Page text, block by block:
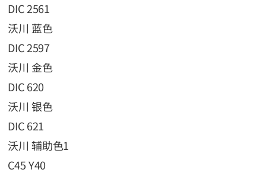
DIC 2561
沃川 蓝色
DIC 2597
沃川 金色
DIC 620
沃川 银色
DIC 621
沃川 辅助色1
C45 Y40